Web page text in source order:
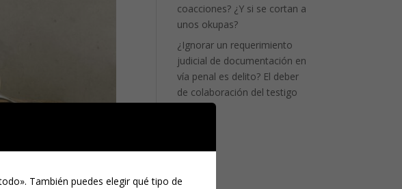
coacciones? ¿Y si se cortan a
unos okupas?
¿Ignorar un requerimiento
judicial de documentación en
vía penal es delito? El deber
de colaboración del testigo
También puedes elegir qué tipo de